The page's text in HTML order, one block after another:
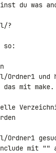
du was
?
so:
Ordner1
mit make.
Ordner1
mit ""